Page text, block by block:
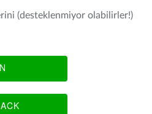
(desteklenmiyor olabilirler!)